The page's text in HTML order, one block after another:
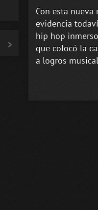
Con esta nueva
evidencia
hip hop
que colocó la
a logros